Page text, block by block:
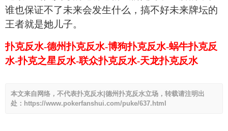
谁也保证不了未来会发生什么，搞不好未来牌坛的
王者就是她儿子。
扑克反水-德州扑克反水-博狗扑克反水-蜗牛扑克反
水-扑克之星反水-联众扑克反水-天龙扑克反水
本文来自网络，不代表扑克反水|德州扑克反水立场，转载请注明出
处：https://www.pokerfanshui.com/puke/637.html